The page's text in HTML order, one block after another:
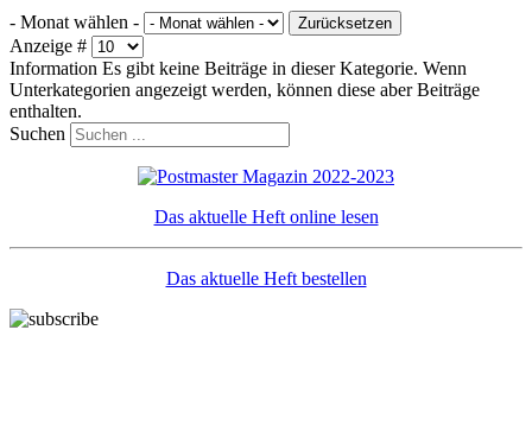
- Monat wählen - Zurücksetzen
Anzeige #
Information Es gibt keine Beiträge in dieser Kategorie. Wenn
Unterkategorien angezeigt werden, können diese aber Beiträge
enthalten.
Suchen
Das aktuelle Heft online lesen
Das aktuelle Heft bestellen